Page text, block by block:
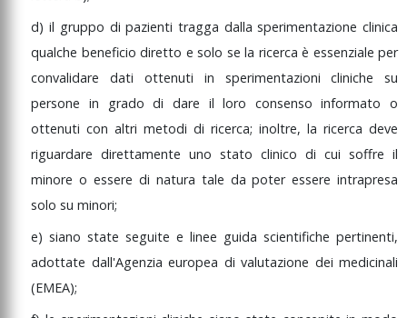
d)il gruppo dipazienti tragga dallasperimentazioneclinica
qualche beneficiodiretto esolo sela ricercaè essenzialeper
convalidaredati ottenuti in sperimentazioniclinichesu
personein gradodi dare illoro consensoinformatoo
ottenuticonaltrimetodidiricerca;inoltre,laricercadeve
riguardaredirettamenteunostatoclinicodicuisoffreil
minoreoessere di natura tale dapoteressereintrapresa
solosuminori;
e)sianostateseguiteelinee guidascientifichepertinenti,
adottate dall'Agenziaeuropea divalutazione deimedicinali
(EMEA);